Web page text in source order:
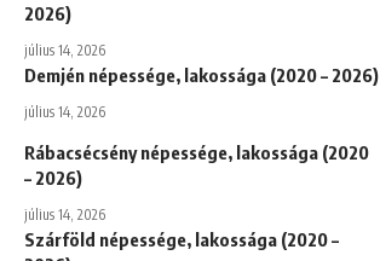
2026)
július 14, 2026
Demjén népessége, lakossága (2020 – 2026)
július 14, 2026
Rábacsécsény népessége, lakossága (2020
– 2026)
július 14, 2026
Szárföld népessége, lakossága (2020 –